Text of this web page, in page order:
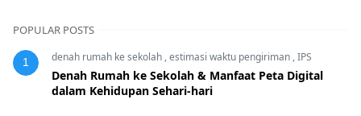
POPULAR POSTS
1 denah rumah ke sekolah ,estimasi waktu pengiriman ,IPS
Denah Rumah ke Sekolah & Manfaat Peta Digital
dalam Kehidupan Sehari-hari